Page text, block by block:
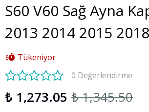
S60 V60 Sağ Ayna
2013 2014 2015 2018
Tükeniyor
0 Değerlendirme
₺ 1,273.05 ₺ 1,345.50